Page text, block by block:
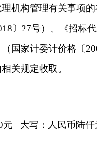
机构管理有关事项的
〕27号）、《招标
国家计委计价格〔
关规定收取。
元 大写：人民币陆仟